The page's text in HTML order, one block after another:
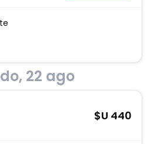
22 ago
$U 440